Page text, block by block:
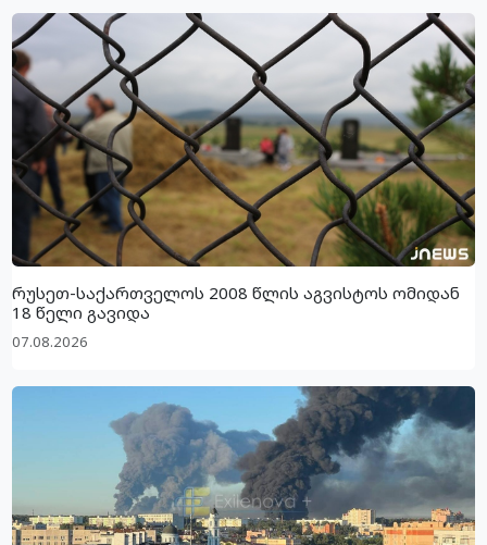
რუსეთ-საქართველოს 2008 წლის აგვისტოს ომიდან
18 წელი გავიდა
07.08.2026